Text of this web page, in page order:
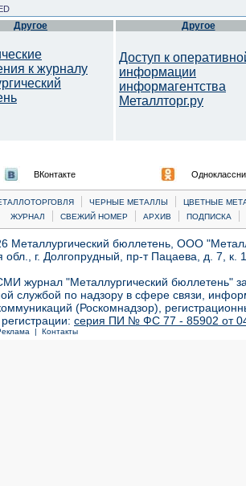
Другое
к журналу
Другое
Доступ к
информации
информагентства
Металлторг.ру
ВКонтакте
| ЧЕРНЫЕ МЕТАЛЛЫ |
ЦВЕТНЫЕ
ЖУРНАЛ
| СВЕЖИЙ НОМЕР | АРХИВ | ПОДПИСКА |
Металлургический бюллетень, ООО
обл., г. Долгопрудный, пр-т Пацаева, д. 7,
журнал "Металлургический бюллетень"
службой по надзору в сфере связи,
(Роскомнадзор),
серия ПИ № ФС 77 - 85902 от 04
| Контакты